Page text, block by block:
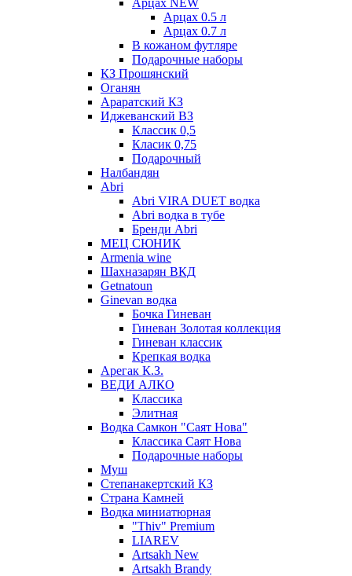
Арцах NEW
Арцах 0.5 л
Арцах 0.7 л
В кожаном футляре
Подарочные наборы
КЗ Прошянский
Оганян
Араратский КЗ
Иджеванский ВЗ
Классик 0,5
Класик 0,75
Подарочный
Налбандян
Abri
Abri VIRA DUET водка
Abri водка в тубе
Бренди Abri
МЕЦ СЮНИК
Armenia wine
Шахназарян ВКД
Getnatoun
Ginevan водка
Бочка Гиневан
Гиневан Золотая коллекция
Гиневан классик
Крепкая водка
Арегак К.З.
ВЕДИ АЛКО
Классика
Элитная
Водка Самкон "Саят Нова"
Классика Саят Нова
Подарочные наборы
Муш
Степанакертский КЗ
Страна Камней
Водка миниатюрная
"Thiv" Premium
LIAREV
Artsakh New
Artsakh Brandy